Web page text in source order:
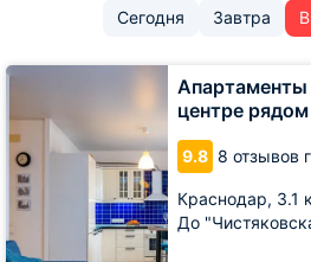
Сегодня Завтра
Апартаменты
центре
9.8 8 отзывов
Краснодар, 3.1
До
Апартаменты
в
центре
рядом
Рощей